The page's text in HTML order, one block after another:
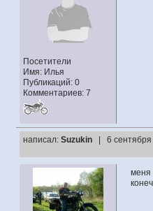
Посетители
Имя: Илья
Публикаций: 0
Комментариев: 7
написал: Suzukin | 6
меня